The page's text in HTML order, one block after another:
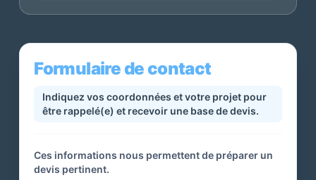
Formulaire de contact
Indiquez vos coordonnées et votre projet pour
être rappelé(e) et recevoir une base de devis.
Ces informations nous permettent de préparer un
devis pertinent.